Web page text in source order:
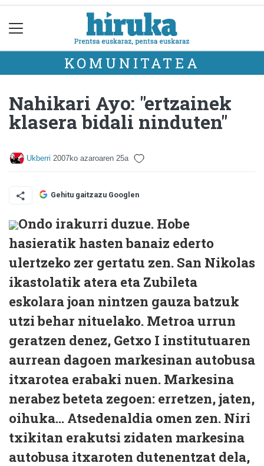
KOMUNITATEA
Nahikari Ayo: "ertzainek
klasera bidali ninduten"
Ukberri 2007ko azaroaren 25a
Gehitu gaitzazu Googlen
Ondo irakurri duzue. Hobe
hasieratik hasten banaiz ederto
ulertzeko zer gertatu zen. San Nikolas
ikastolatik atera eta Zubileta
eskolara joan nintzen gauza batzuk
utzi behar nituelako. Metroa urrun
geratzen denez, Getxo I institutuaren
aurrean dagoen markesinan autobusa
itxarotea erabaki nuen. Markesina
nerabez beteta zegoen: erretzen, jaten,
oihuka... Atsedenaldia omen zen. Niri
txikitan erakutsi zidaten markesina
autobusa itxaroten dutenentzat dela,